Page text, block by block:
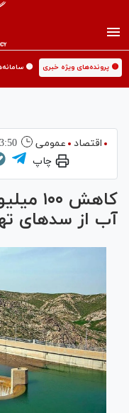
🟡 پرونده‌های ویژه خبری 🟡
اقتصاد عمومی
چاپ
کاهش
آب از سد‌های